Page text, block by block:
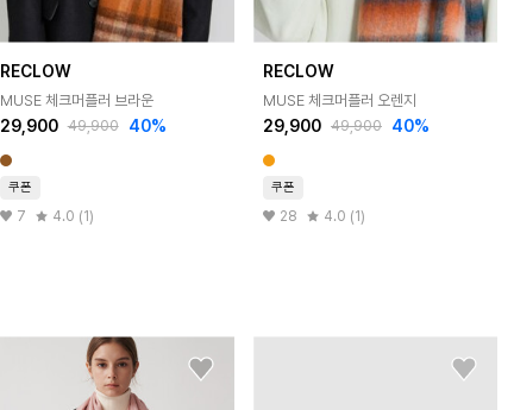
RECLOW
MUSE 체크머플러 브라운
29,900 49,900 40%
쿠폰
7 4.0 (1)
RECLOW
MUSE 체크머플러 오렌지
29,900 49,900 40%
쿠폰
28 4.0 (1)